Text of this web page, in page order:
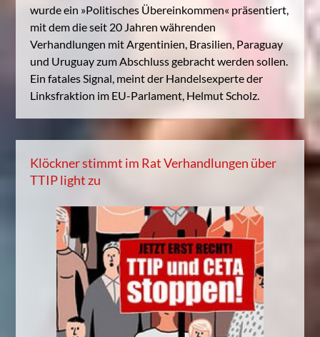
wurde ein »Politisches Übereinkommen« präsentiert,
mit dem die seit 20 Jahren währenden
Verhandlungen mit Argentinien, Brasilien, Paraguay
und Uruguay zum Abschluss gebracht werden sollen.
Ein fatales Signal, meint der Handelsexperte der
Linksfraktion im EU-Parlament, Helmut Scholz.
Klöckner stimmt im Rat Verhandlungen über
TTIP light zu